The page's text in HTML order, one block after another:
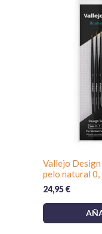
Vallejo
pelo natural 0,
24,95€